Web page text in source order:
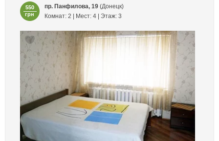
550
грн
пр. Панфилова, 19(Донецк)
Комнат: 2 | Мест: 4 | Этаж: 3